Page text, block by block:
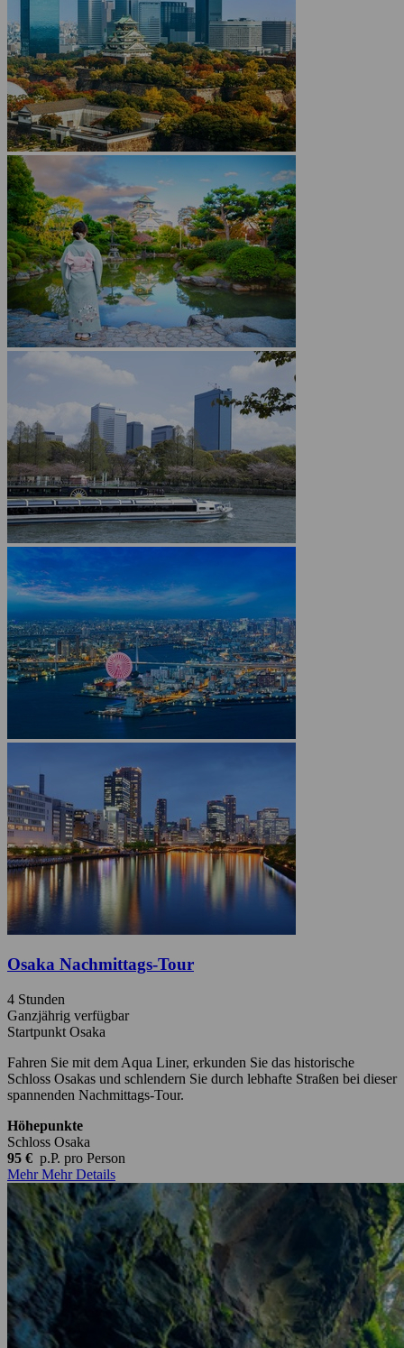
Osaka Nachmittags-Tour
4 Stunden
Ganzjährig verfügbar
Startpunkt Osaka
Fahren Sie mit dem Aqua Liner, erkunden Sie das historische
Schloss Osakas und schlendern Sie durch lebhafte Straßen bei dieser
spannenden Nachmittags-Tour.
Höhepunkte
Schloss Osaka
95 € p.P. pro Person
Mehr Mehr Details